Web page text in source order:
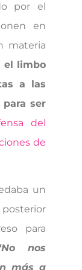
por el
en
materia
el limbo
a las
para ser
del
de
un
para
nos
más a